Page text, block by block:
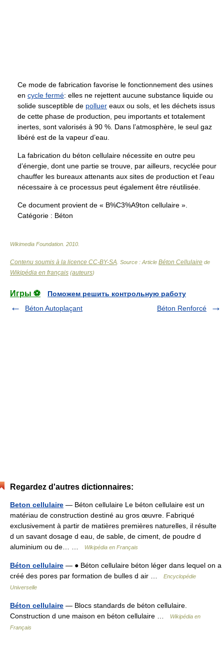
Ce mode de fabrication favorise le fonctionnement des usines
en cycle fermé: elles ne rejettent aucune substance liquide ou
solide susceptible de polluer eaux ou sols, et les déchets issus
de cette phase de production, peu importants et totalement
inertes, sont valorisés à 90 %. Dans l’atmosphère, le seul gaz
libéré est de la vapeur d’eau.
La fabrication du béton cellulaire nécessite en outre peu
d’énergie, dont une partie se trouve, par ailleurs, recyclée pour
chauffer les bureaux attenants aux sites de production et l’eau
nécessaire à ce processus peut également être réutilisée.
Ce document provient de « B%C3%A9ton cellulaire ».
Catégorie : Béton
Wikimedia Foundation 2010
Contenu soumis à la licence CC-BY-SA . Source : Article Béton Cellulaire de
Wikipédia en français (auteurs)
Игры ⚽
Поможем решить контрольную работу
Béton Autoplaçant
Béton Renforcé
Regardez d'autres dictionnaires:
Beton cellulaire — Béton cellulaire Le béton cellulaire est un
matériau de construction destiné au gros œuvre. Fabriqué
exclusivement à partir de matières premières naturelles, il résulte
d un savant dosage d eau, de sable, de ciment, de poudre d
aluminium ou de… …
Wikipédia en Français
Béton cellulaire — ● Béton cellulaire béton léger dans lequel on a
créé des pores par formation de bulles d air …
Encyclopédie
Universelle
Béton cellulaire — Blocs standards de béton cellulaire.
Construction d une maison en béton cellulaire …
Wikipédia en
Français